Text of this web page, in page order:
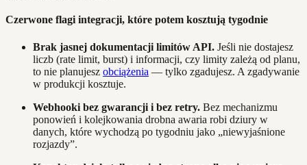
Czerwone flagi integracji, które potem kosztują tygodnie
Brak jasnej dokumentacji limitów API. Jeśli nie dostajesz
liczb (rate limit, burst) i informacji, czy limity zależą od planu,
to nie planujesz obciążenia — tylko zgadujesz. A zgadywanie
w produkcji kosztuje.
Webhooki bez gwarancji i bez retry. Bez mechanizmu
ponowień i kolejkowania drobna awaria robi dziury w
danych, które wychodzą po tygodniu jako „niewyjaśnione
rozjazdy”.